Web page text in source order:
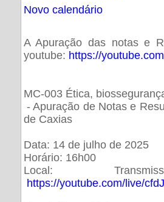
Novo calendário
A Apuração das notas e
youtube: https://
MC-003 Ética,
- Apuração de Notas e
de Caxias
Data: 14 de julho de 2025
Horário: 16h00
Local:
https://youtube.com/live/